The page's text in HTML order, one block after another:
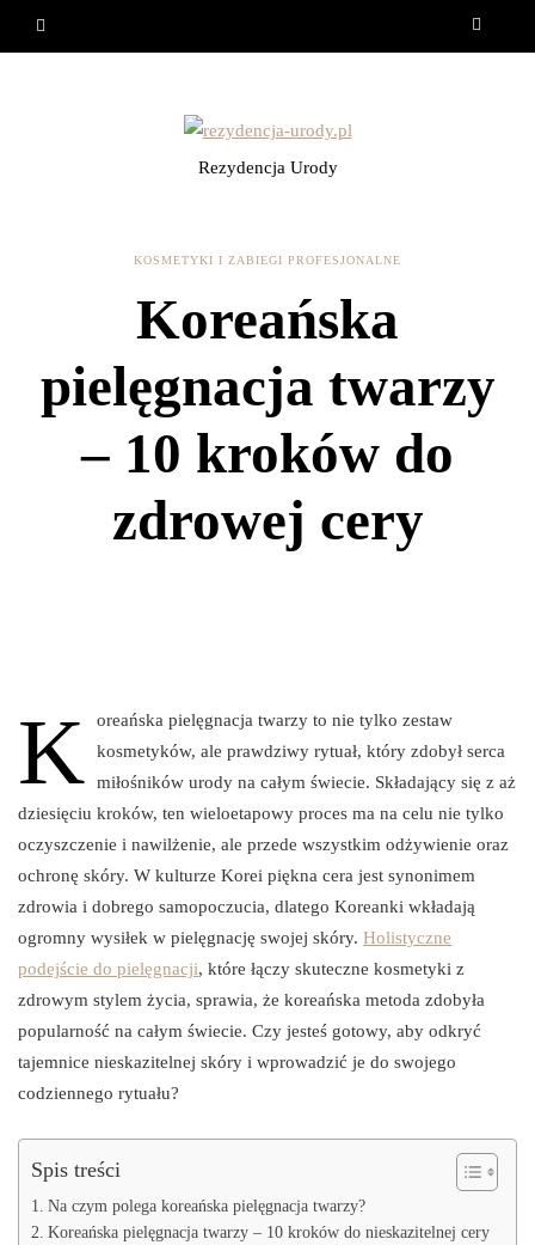
Rezydencja Urody
KOSMETYKI I ZABIEGI PROFESJONALNE
Koreańska
pielęgnacja twarzy
– 10 kroków do
zdrowej cery
K
oreańska pielęgnacja twarzy to nie tylko zestaw
kosmetyków, ale prawdziwy rytuał, który zdobył serca
miłośników urody na całym świecie. Składający się z aż
dziesięciu kroków, ten wieloetapowy proces ma na celu nie tylko
oczyszczenie i nawilżenie, ale przede wszystkim odżywienie oraz
ochronę skóry. W kulturze Korei piękna cera jest synonimem
zdrowia i dobrego samopoczucia, dlatego Koreanki wkładają
ogromny wysiłek w pielęgnację swojej skóry. Holistyczne
podejście do pielęgnacji, które łączy skuteczne kosmetyki z
zdrowym stylem życia, sprawia, że koreańska metoda zdobyła
popularność na całym świecie. Czy jesteś gotowy, aby odkryć
tajemnice nieskazitelnej skóry i wprowadzić je do swojego
codziennego rytuału?
Spis treści
Na czym polega koreańska pielęgnacja twarzy?
Koreańska pielęgnacja twarzy – 10 kroków do nieskazitelnej cery